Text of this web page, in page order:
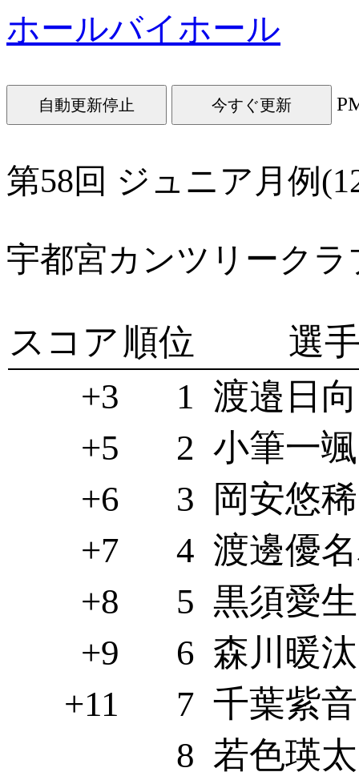
ホールバイホール
今すぐ更新
第58回 ジュニア月例
宇都宮カンツリークラ
スコア 順位
選
+3
1 渡邉日
+5
2 小筆一
+6
3
岡安悠
+7
4 渡邊優
+8
5 黒須愛
+9
6 森川暖
+11
7 千葉紫
8 若色瑛